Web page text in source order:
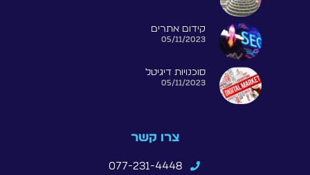
קידום אתרים
05/11/2023
סוכנויות דיגיטל
05/11/2023
צרו קשר
077-231-4448